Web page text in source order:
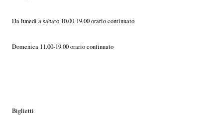
Da lunedì a sabato 10.00-19.00 orario continuato
Domenica 11.00-19.00 orario continuato
Biglietti